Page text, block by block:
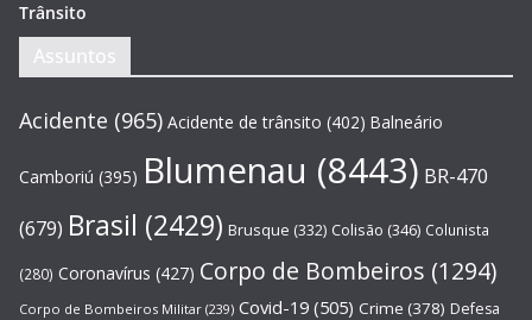
Trânsito
Assuntos
Acidente (965) Acidente de trânsito (402) Balneário
Camboriú (395) Blumenau (8443) BR-470
(679) Brasil (2429) Brusque (332) Colisão (346) Colunista
(280) Coronavírus (427) Corpo de Bombeiros (1294)
Corpo de Bombeiros Militar (239) Covid-19 (505) Crime (378) Defesa